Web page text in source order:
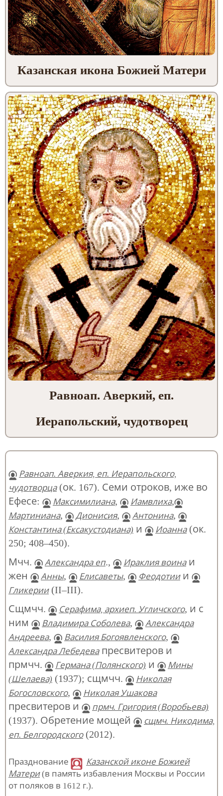
Казанская икона Божией Матери
Равноап. Аверкий, еп.
Иерапольский, чудотворец
Равноап. Аверкия, еп. Иерапольского,
чудотворца(ок. 167). Семи отроков, иже во
Ефесе:
Максимилиана, Иамвлиха,
Мартиниана, Дионисия, Антонина,
Константина (Ексакустодиана) и Иоанна(ок.
250; 408–450).
Мчч.
Александра еп., Ираклия воинаи
жен
Анны, Елисаветы, Феодотиии
Гликерии(II–III).
Сщмчч.
Серафима, архиеп. Угличского, и с
ним
Владимира Соболева,
Александра
Андреева, Василия Богоявленского,
Александра Лебедевапресвитеров и
прмчч.
Германа (Полянского) и
Мины
(Шелаева) (1937); сщмчч.
Николая
Богословского, Николая Ушакова
пресвитеров и прмч. Григория (Воробьева)
(1937). Обретение мощей
сщмч. Никодима,
еп. Белгородского(2012).
Празднование
Казанской иконе Божией
Матери(в память избавления Москвы и России
от поляков в 1612 г.).